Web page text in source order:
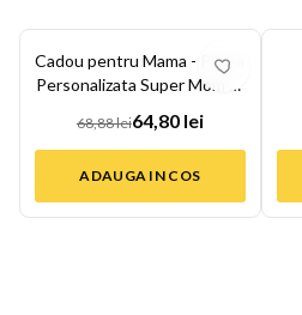
-6%
Cadou pentru Mama - Perna
Personalizata Super Mom of
68,88 lei64,80 lei
ADAUGA IN COS